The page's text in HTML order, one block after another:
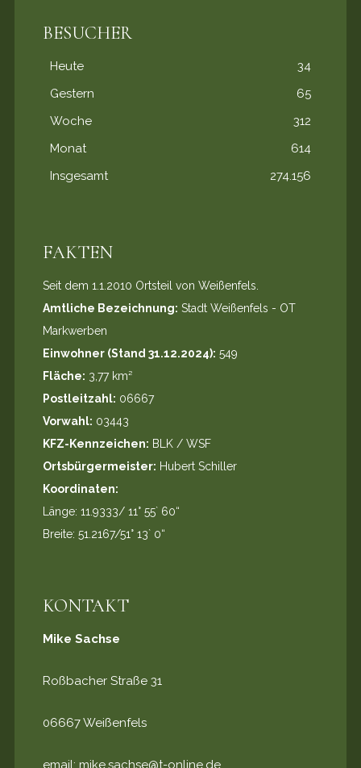
BESUCHER
Heute
34
Gestern
65
Woche
312
Monat
614
Insgesamt
274.156
FAKTEN
Seit dem 1.1.2010 Ortsteil von Weißenfels.
Amtliche Bezeichnung: Stadt Weißenfels - OT
Markwerben
Einwohner (Stand 31.12.2024): 549
Fläche: 3,77 km²
Postleitzahl: 06667
Vorwahl: 03443
KFZ-Kennzeichen: BLK / WSF
Ortsbürgermeister: Hubert Schiller
Koordinaten:
Länge: 11.9333/ 11° 55` 60“
Breite: 51.2167/51° 13` 0“
KONTAKT
Mike Sachse
Roßbacher Straße 31
06667 Weißenfels
email: mike.sachse@t-online.de